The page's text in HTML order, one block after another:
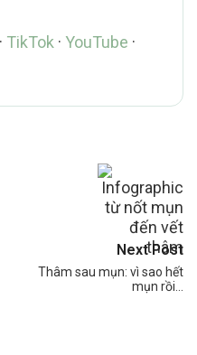
· TikTok · YouTube ·
Next Post
Thâm sau mụn: vì sao hết
mụn rồi…